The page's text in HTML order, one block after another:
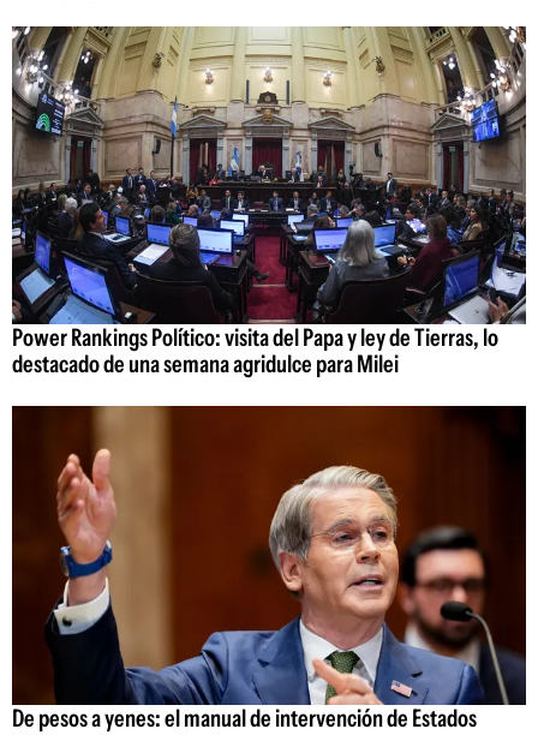
Power Rankings Político: visita del Papa y ley de Tierras, lo
destacado de una semana agridulce para Milei
De pesos a yenes: el manual de intervención de Estados